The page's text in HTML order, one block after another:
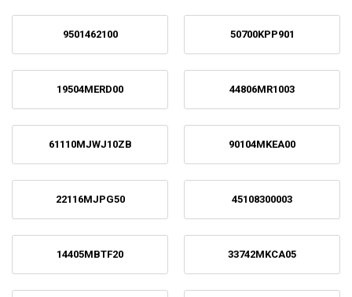
9501462100 50700KPP901
19504MERD00 44806MR1003
61110MJWJ10ZB 90104MKEA00
22116MJPG50 45108300003
14405MBTF20 33742MKCA05